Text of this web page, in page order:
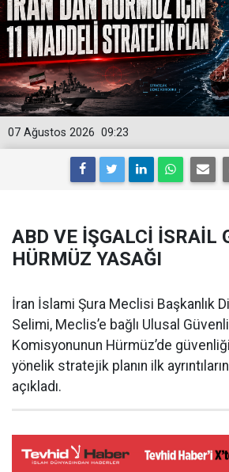
09:23
07 Ağustos 2026
ABD VE İŞGALCİ İSRAİL
HÜRMÜZ YASAĞI
İran İslami Şura Meclisi Başkanlık
Selimi, Meclis’e bağlı Ulusal
Komisyonunun Hürmüz’de
yönelik stratejik planın ilk
açıkladı.